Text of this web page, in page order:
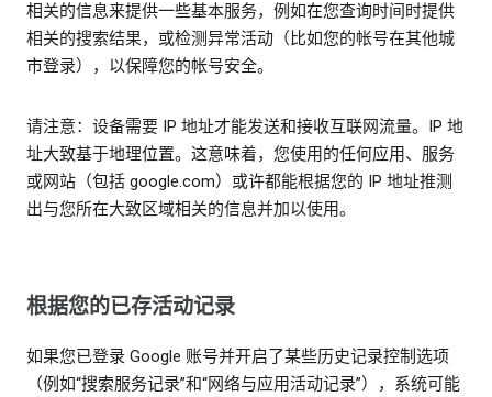
相关的信息来提供一些基本服务，例如在您查询时间时提供
相关的搜索结果，或检测异常活动（比如您的帐号在其他城
市登录），以保障您的帐号安全。
请注意：设备需要 IP 地址才能发送和接收互联网流量。IP 地
址大致基于地理位置。这意味着，您使用的任何应用、服务
或网站（包括 google.com）或许都能根据您的 IP 地址推测
出与您所在大致区域相关的信息并加以使用。
根据您的已存活动记录
如果您已登录 Google 账号并开启了某些历史记录控制选项
（例如“搜索服务记录”和“网络与应用活动记录”），系统可能